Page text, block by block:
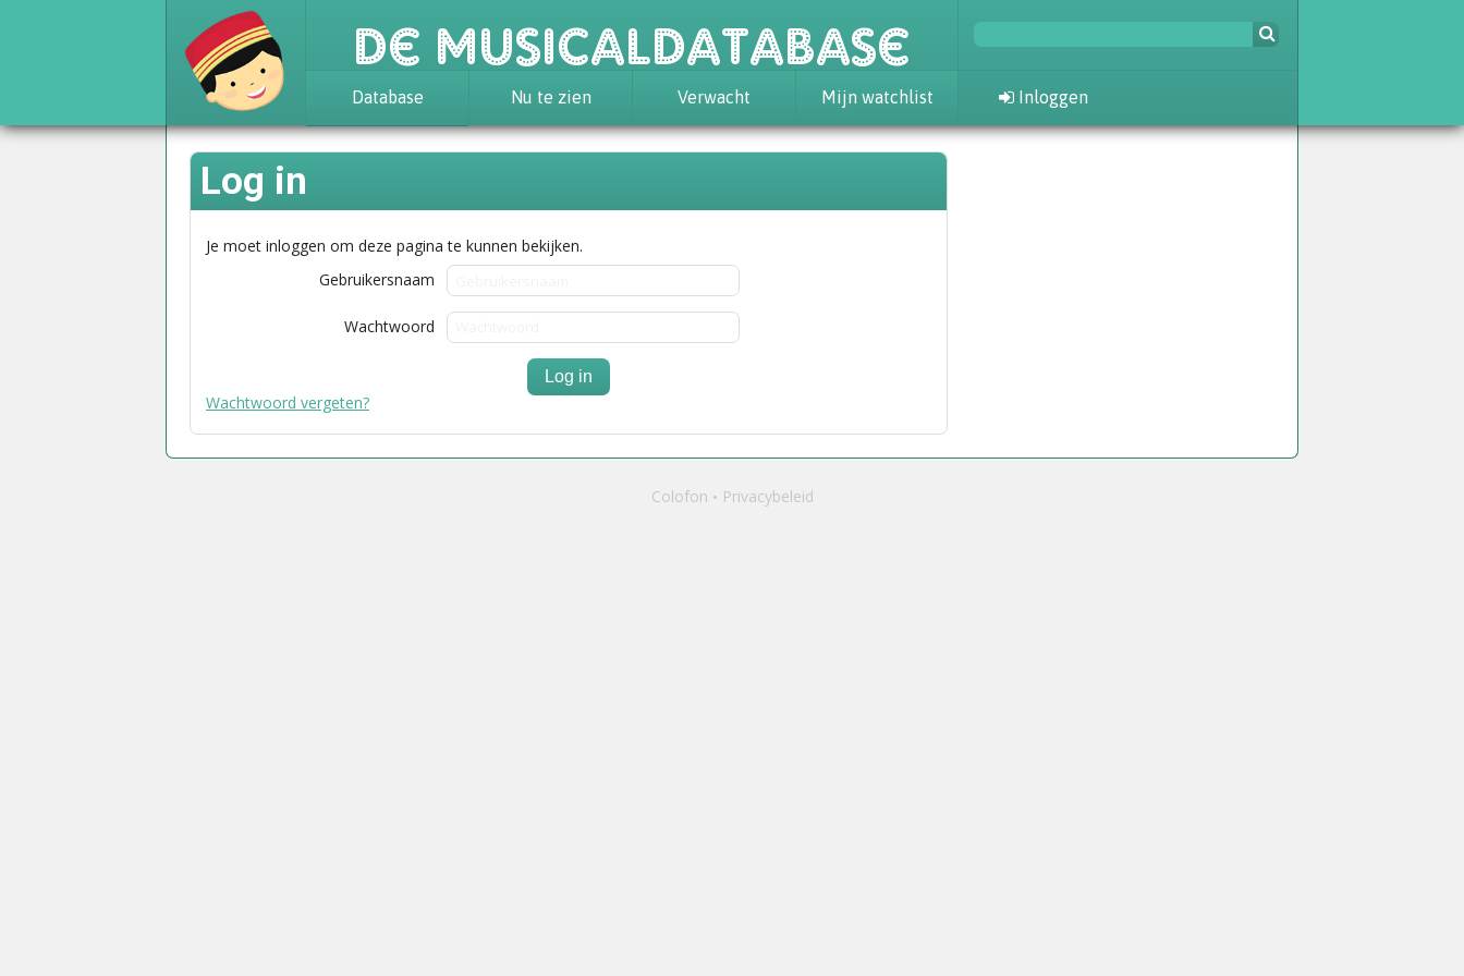
De Musicaldatabase
Database
Achtergrond
Statistieken
Nu te zien Verwacht Mijn watchlist Inloggen
Log in
Je moet inloggen om deze pagina te kunnen bekijken.
Gebruikersnaam
Wachtwoord
Log in
Wachtwoord vergeten?
Colofon Privacybeleid